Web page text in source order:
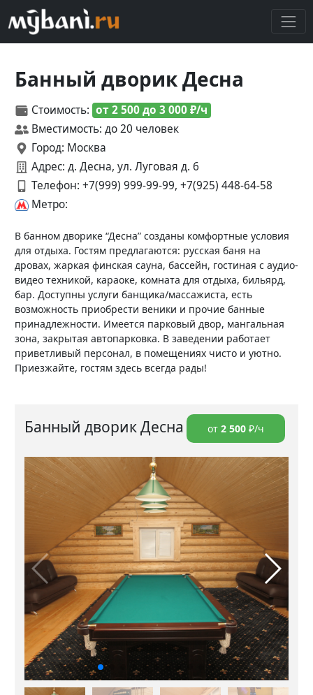
Банный дворик Десна
Стоимость: от 2 500 до 3 000 ₽/ч
Вместимость: до 20 человек
Город: Москва
Адрес: д. Десна, ул. Луговая д. 6
Телефон: +7(999) 999-99-99, +7(925) 448-64-58
Метро:
В банном дворике “Десна” созданы комфортные условия
для отдыха. Гостям предлагаются: русская баня на
дровах, жаркая финская сауна, бассейн, гостиная с аудио-
видео техникой, караоке, комната для отдыха, бильярд,
бар. Доступны услуги банщика/массажиста, есть
возможность приобрести веники и прочие банные
принадлежности. Имеется парковый двор, мангальная
зона, закрытая автопарковка. В заведении работает
приветливый персонал, в помещениях чисто и уютно.
Приезжайте, гостям здесь всегда рады!
Банный дворик Десна от 2 500 ₽/ч